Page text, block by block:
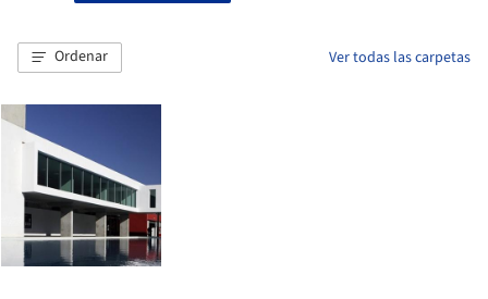
Ordenar Ver todas las carpetas